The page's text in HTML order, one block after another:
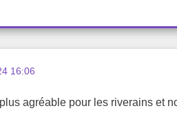
16:06
agréable pour les riverains et